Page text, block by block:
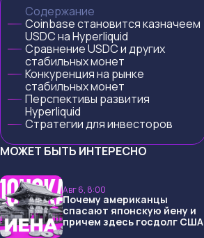
Содержание
Coinbase становится казначеем
USDC на Hyperliquid
Сравнение USDC и других
стабильных монет
Конкуренция на рынке
стабильных монет
Перспективы развития
Hyperliquid
Стратегии для инвесторов
МОЖЕТ БЫТЬ ИНТЕРЕСНО
Авг 6, 8:00
Почему американцы
спасают японскую йену и
причем здесь госдолг США